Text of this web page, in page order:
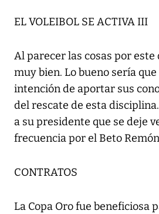
EL VOLEIBOL SE ACTIVA III
Al parecer las cosas por
muy bien. Lo bueno sería
intención de aportar sus
del rescate de esta
a su presidente que se deje
frecuencia por el Beto
CONTRATOS
La Copa Oro fue beneficiosa